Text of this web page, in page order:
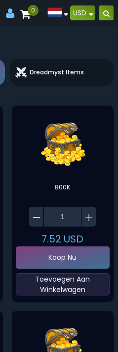
0 USD
Dreadmyst Items
800K
7.52 USD
Koop Nu
‌Toevoegen Aan
Winkelwagen‌